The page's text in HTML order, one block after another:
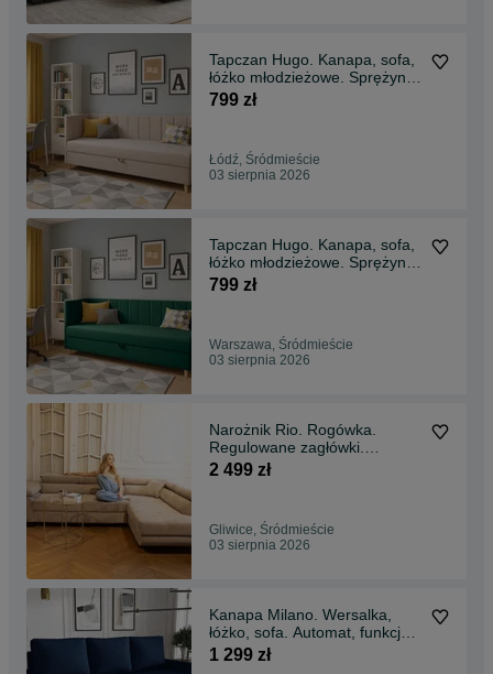
Tapczan Hugo. Kanapa, sofa,
łóżko młodzieżowe. Sprężyny
bonell materac
799 zł
Łódź, Śródmieście
03 sierpnia 2026
Tapczan Hugo. Kanapa, sofa,
łóżko młodzieżowe. Sprężyny
bonell materac
799 zł
Warszawa, Śródmieście
03 sierpnia 2026
Narożnik Rio. Rogówka.
Regulowane zagłówki.
Sztruks! Szybka dostawa!
2 499 zł
Gliwice, Śródmieście
03 sierpnia 2026
Kanapa Milano. Wersalka,
łóżko, sofa. Automat, funkcja
spania!
1 299 zł